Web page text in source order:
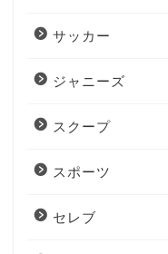
サッカー
ジャニーズ
スクープ
スポーツ
セレブ